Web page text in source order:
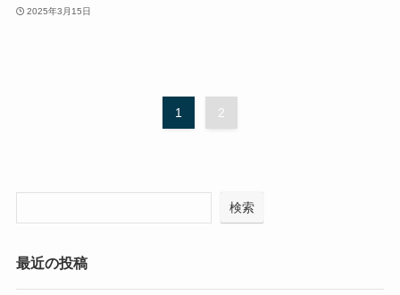
2025年3月15日
1 2
検索
最近の投稿